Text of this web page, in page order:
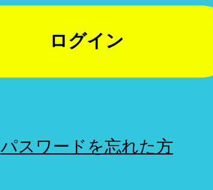
ログイン
パスワードを忘れた方